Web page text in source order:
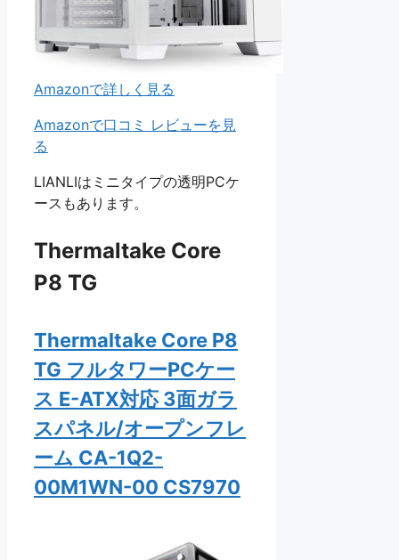
Amazonで詳しく見る
Amazonで口コミ レビューを見
る
LIANLIはミニタイプの透明PCケ
ースもあります。
Thermaltake Core
P8 TG
Thermaltake Core P8
TG フルタワーPCケー
ス E-ATX対応 3面ガラ
スパネル/オープンフレ
ーム CA-1Q2-
00M1WN-00 CS7970